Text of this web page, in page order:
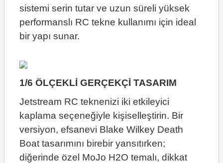
sistemi serin tutar ve uzun süreli yüksek
performanslı RC tekne kullanımı için ideal
bir yapı sunar.
1/6 ÖLÇEKLİ GERÇEKÇİ TASARIM
Jetstream RC teknenizi iki etkileyici
kaplama seçeneğiyle kişiselleştirin. Bir
versiyon, efsanevi Blake Wilkey Death
Boat tasarımını birebir yansıtırken;
diğerinde özel MoJo H2O temalı, dikkat